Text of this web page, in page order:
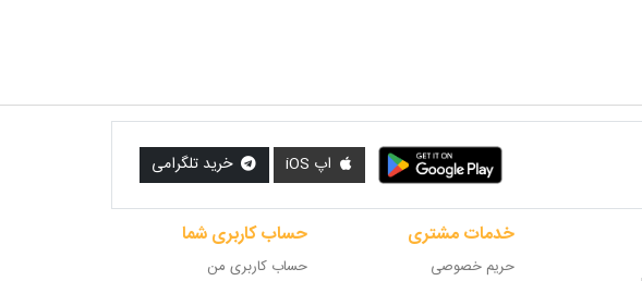
اپ iOS خرید تلگرامی
خدمات مشتری
حریم خصوصی
حساب کاربری شما
حساب کاربری من